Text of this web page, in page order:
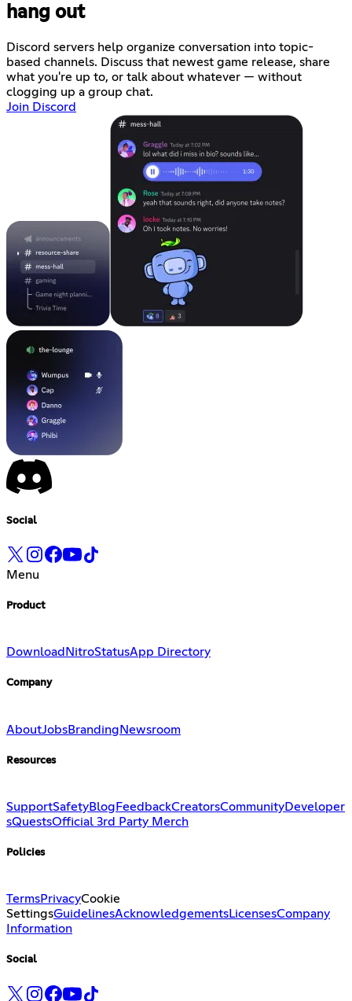
hang out
Discord servers help organize conversation into topic-
based channels. Discuss that newest game release, share
what you're up to, or talk about whatever — without
clogging up a group chat.
Join Discord
Social
Menu
Product
Download NitroStatusApp Directory
Company
AboutJobsBranding Newsroom
Resources
SupportSafetyBlog FeedbackCreatorsCommunityDeveloper
sQuestsOfficial 3rd Party Merch
Policies
TermsPrivacyCookie
SettingsGuidelinesAcknowledgementsLicensesCompany
Information
Social